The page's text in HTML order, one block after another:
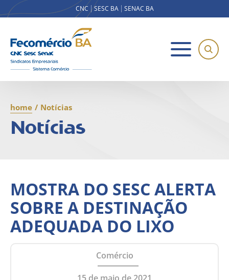
CNC SESC BA SENAC BA
home / Notícias
Notícias
MOSTRA DO SESC ALERTA
SOBRE A DESTINAÇÃO
ADEQUADA DO LIXO
Comércio